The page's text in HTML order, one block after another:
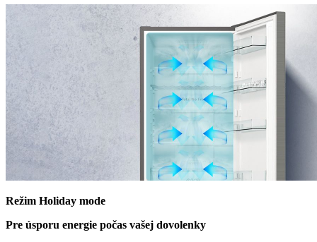
Režim Holiday mode
Pre úsporu energie počas vašej dovolenky